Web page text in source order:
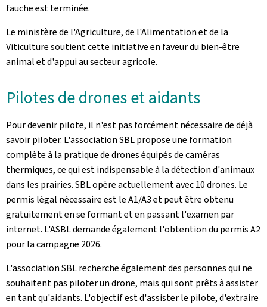
fauche est terminée.
Le ministère de l'Agriculture, de l'Alimentation et de la
Viticulture soutient cette initiative en faveur du bien-être
animal et d'appui au secteur agricole.
Pilotes de drones et aidants
Pour devenir pilote, il n'est pas forcément nécessaire de déjà
savoir piloter. L'association SBL propose une formation
complète à la pratique de drones équipés de caméras
thermiques, ce qui est indispensable à la détection d'animaux
dans les prairies. SBL opère actuellement avec 10 drones. Le
permis légal nécessaire est le A1/A3 et peut être obtenu
gratuitement en se formant et en passant l'examen par
internet. L'ASBL demande également l'obtention du permis A2
pour la campagne 2026.
L'association SBL recherche également des personnes qui ne
souhaitent pas piloter un drone, mais qui sont prêts à assister
en tant qu'aidants. L'objectif est d'assister le pilote, d'extraire